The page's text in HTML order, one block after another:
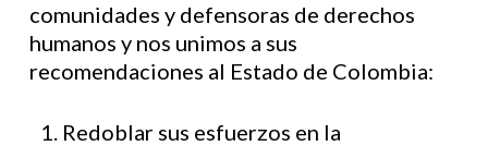
comunidades y defensoras de derechos
humanos y nos unimos a sus
recomendaciones al Estado de Colombia:
Redoblar sus esfuerzos en la